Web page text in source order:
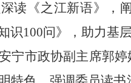
读《之江新语》，
识100问》，助力基
宁市政协副主席郭